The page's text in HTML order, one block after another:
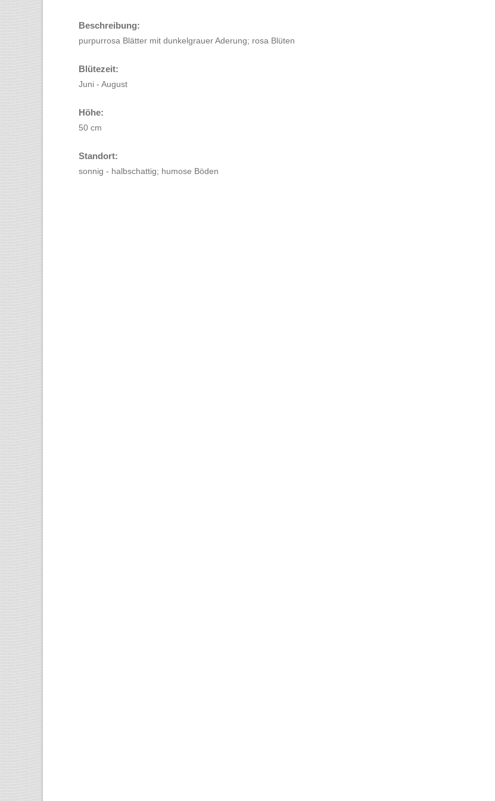
Beschreibung:
purpurrosa Blätter mit dunkelgrauer Aderung; rosa Blüten
Blütezeit:
Juni - August
Höhe:
50 cm
Standort:
sonnig - halbschattig; humose Böden